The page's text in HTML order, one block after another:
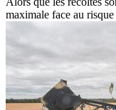
maximale face au